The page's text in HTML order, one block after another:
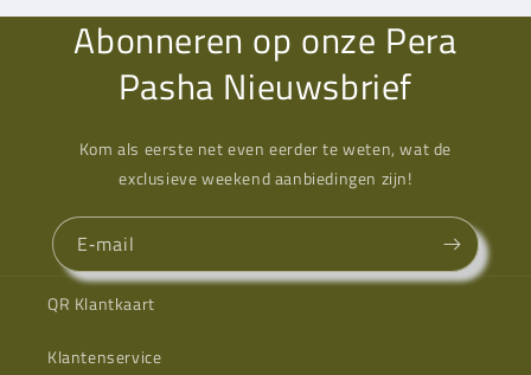
Abonneren op onze Pera
Pasha Nieuwsbrief
Kom als eerste net even eerder te weten, wat de
exclusieve weekend aanbiedingen zijn!
E‑mail
QR Klantkaart
Klantenservice